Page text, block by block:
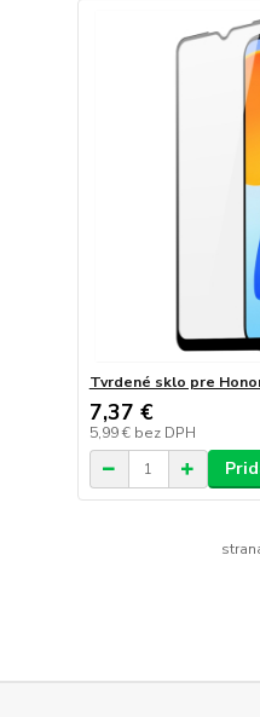
Tvrdené sklo pre
7,37 €
5,99 € bez DPH